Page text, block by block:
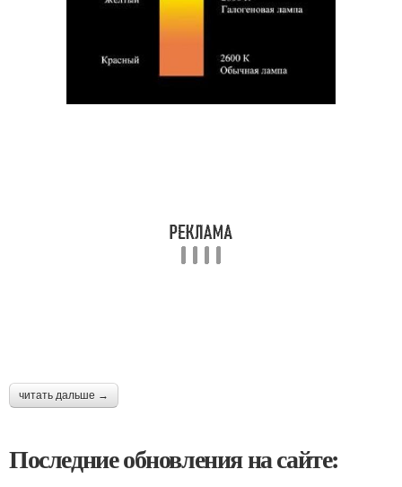
читать дальше →
Последние обновления на сайте: